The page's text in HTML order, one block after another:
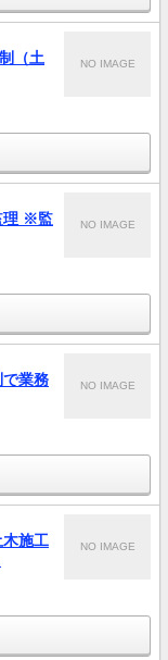
（土
NO IMAGE
理 ※監
NO IMAGE
業務
NO IMAGE
木施工
NO IMAGE